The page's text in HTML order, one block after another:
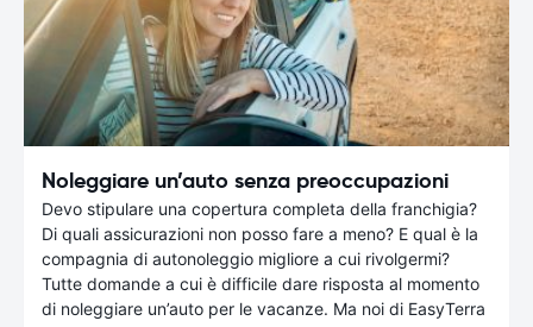
Noleggiare un’auto senza preoccupazioni
Devo stipulare una copertura completa della franchigia?
Di quali assicurazioni non posso fare a meno? E qual è la
compagnia di autonoleggio migliore a cui rivolgermi?
Tutte domande a cui è difficile dare risposta al momento
di noleggiare un’auto per le vacanze. Ma noi di EasyTerra